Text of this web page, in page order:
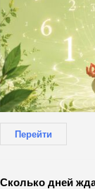
Перейти
Сколько дней